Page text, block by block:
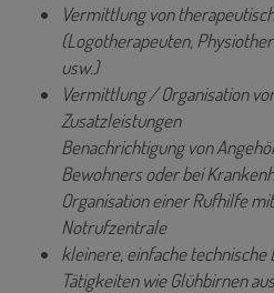
Vermittlung von
(Logotherapeuten,
usw.)
Vermittlung / Organisation
Zusatzleistungen
Benachrichtigung von
Bewohners oder bei
Organisation einer Rufhilfe
Notrufzentrale
kleinere, einfache technische
Tätigkeiten wie Glühbirnen